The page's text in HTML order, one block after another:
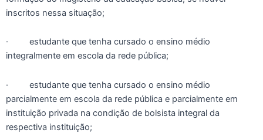
inscritos nessa situação;
· estudante que tenha cursado o ensino médio
integralmente em escola da rede pública;
· estudante que tenha cursado o ensino médio
parcialmente em escola da rede pública e parcialmente em
instituição privada na condição de bolsista integral da
respectiva instituição;